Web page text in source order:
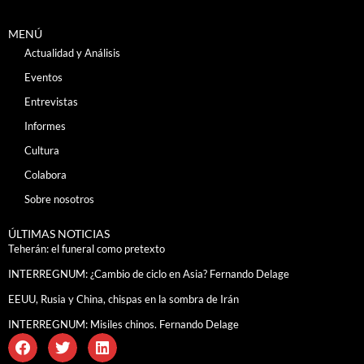
MENÚ
Actualidad y Análisis
Eventos
Entrevistas
Informes
Cultura
Colabora
Sobre nosotros
ÚLTIMAS NOTICIAS
Teherán: el funeral como pretexto
INTERREGNUM: ¿Cambio de ciclo en Asia? Fernando Delage
EEUU, Rusia y China, chispas en la sombra de Irán
INTERREGNUM: Misiles chinos. Fernando Delage